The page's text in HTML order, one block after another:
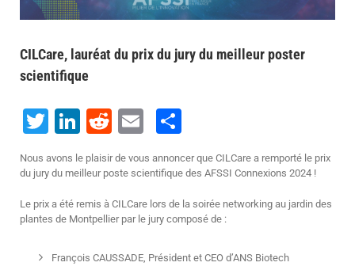
CILCare, lauréat du prix du jury du meilleur poster
scientifique
Twitter
LinkedIn
RedditEmail
Nous avons le plaisir de vous annoncer que CILCare a remporté le prix
du jury du meilleur poste scientifique des AFSSI Connexions 2024 !
Le prix a été remis à CILCare lors de la soirée networking au jardin des
plantes de Montpellier par le jury composé de :
François CAUSSADE, Président et CEO d’ANS Biotech